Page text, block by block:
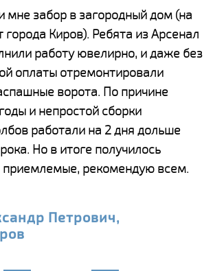
мне забор в загородный дом (на
Киров). Ребята из Арсенал
работу ювелирно, и даже без
оплаты отремонтировали
ворота. По причине
и непростой сборки
работали на 2 дня дольше
Но в итоге получилось
приемлемые, рекомендую всем.
Петрович,